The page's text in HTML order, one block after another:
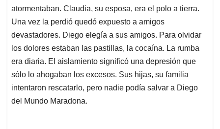
atormentaban. Claudia, su esposa, era el polo a tierra.
Una vez la perdió quedó expuesto a amigos
devastadores. Diego elegía a sus amigos. Para olvidar
los dolores estaban las pastillas, la cocaína. La rumba
era diaria. El aislamiento significó una depresión que
sólo lo ahogaban los excesos. Sus hijas, su familia
intentaron rescatarlo, pero nadie podía salvar a Diego
del Mundo Maradona.